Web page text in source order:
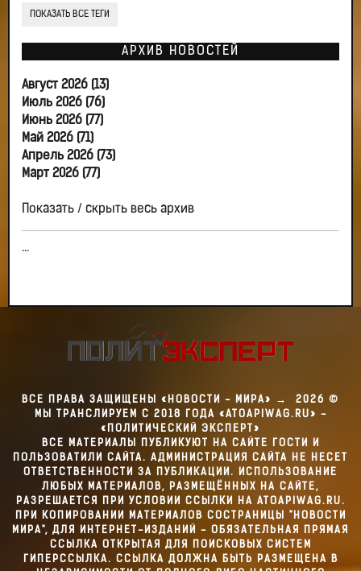
ПОКАЗАТЬ ВСЕ ТЕГИ
АРХИВ НОВОСТЕЙ
Август 2026 (13)
Июль 2026 (76)
Июнь 2026 (77)
Май 2026 (71)
Апрель 2026 (73)
Март 2026 (77)
Показать / скрыть весь архив
...
ВСЕ ПРАВА ЗАЩИЩЕНЫ «НОВОСТИ - МИРА» → 2026 ©
МЫ ТРАНСЛИРУЕМ С 2018 ГОДА «ATOAPIWAG.RU» -
«ПОЛИТИЧЕСКИЙ ЭКСПЕРТ»
ВСЕ МАТЕРИАЛЫ ПУБЛИКУЮТ НА САЙТЕ ГОСТИ И
ПОЛЬЗОВАТИЛИ САЙТА. АДМИНИСТРАЦИЯ САЙТА НЕ НЕСЕТ
ОТВЕТСТВЕННОСТИ ЗА ПУБЛИКАЦИИ. ИСПОЛЬЗОВАНИЕ
ЛЮБЫХ МАТЕРИАЛОВ, РАЗМЕЩЁННЫХ НА САЙТЕ,
РАЗРЕШАЕТСЯ ПРИ УСЛОВИИ ССЫЛКИ НА ATOAPIWAG.RU.
ПРИ КОПИРОВАНИИ МАТЕРИАЛОВ СОСТРАНИЦЫ "НОВОСТИ
МИРА", ДЛЯ ИНТЕРНЕТ-ИЗДАНИЙ - ОБЯЗАТЕЛЬНАЯ ПРЯМАЯ
ССЫЛКА ОТКРЫТАЯ ДЛЯ ПОИСКОВЫХ СИСТЕМ
ГИПЕРССЫЛКА. ССЫЛКА ДОЛЖНА БЫТЬ РАЗМЕЩЕНА В